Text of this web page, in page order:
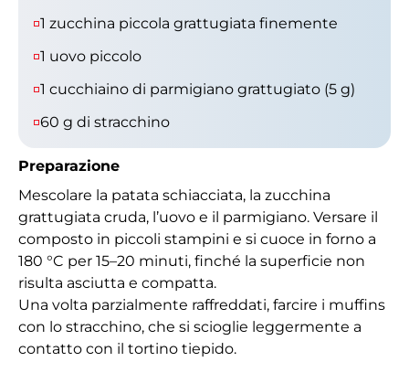
1 zucchina piccola grattugiata finemente
1 uovo piccolo
1 cucchiaino di parmigiano grattugiato (5 g)
60 g di stracchino
Preparazione
Mescolare la patata schiacciata, la zucchina
grattugiata cruda, l’uovo e il parmigiano. Versare il
composto in piccoli stampini e si cuoce in forno a
180 °C per 15–20 minuti, finché la superficie non
risulta asciutta e compatta.
Una volta parzialmente raffreddati, farcire i muffins
con lo stracchino, che si scioglie leggermente a
contatto con il tortino tiepido.